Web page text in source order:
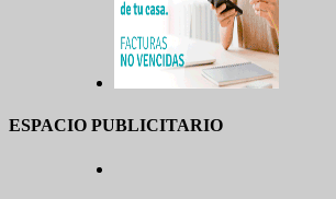
ESPACIO PUBLICITARIO